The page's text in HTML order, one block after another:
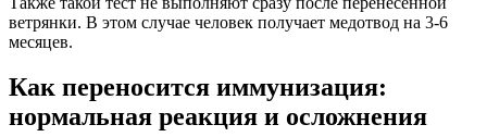
ветрянки. В этом случае человек получает медотвод на 3-6
месяцев.
Как переносится иммунизация:
нормальная реакция и осложнения